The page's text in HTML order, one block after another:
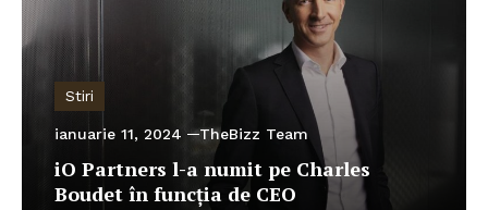
Stiri
ianuarie 11, 2024 TheBizz Team
iO Partners l-a numit pe Charles
Boudet în funcția de CEO